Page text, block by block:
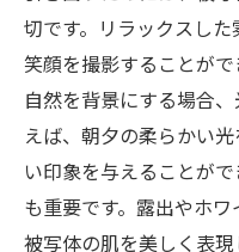
切です。リラックスし
笑顔を撮影することが
自然を背景にする場合
えば、朝夕の柔らかい
い印象を与えることが
も重要です。露出やホワ
被写体の肌を美しく表